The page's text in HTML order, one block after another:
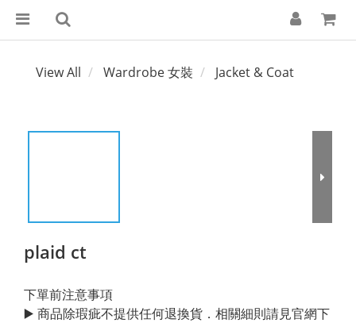
View All Wardrobe 女裝 Jacket & Coat
plaid ct
下單前注意事項
▶️ 商品除瑕疵不提供任何退換貨．相關細則請見官網下